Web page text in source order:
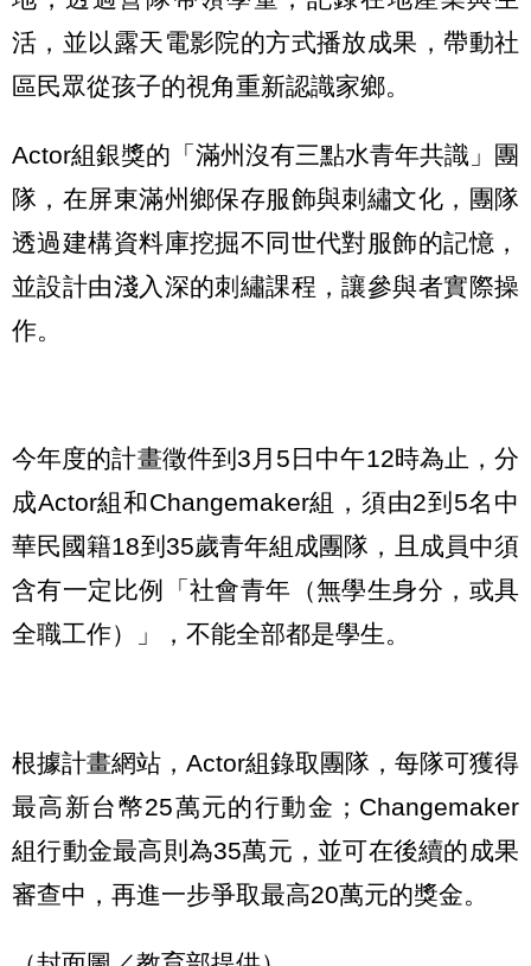
活，並以露天電影院的方式播放成果，帶動社
區民眾從孩子的視角重新認識家鄉。
Actor組銀獎的「滿州沒有三點水青年共識」團
隊，在屏東滿州鄉保存服飾與刺繡文化，團隊
透過建構資料庫挖掘不同世代對服飾的記憶，
並設計由淺入深的刺繡課程，讓參與者實際操
作。
今年度的計畫徵件到3月5日中午12時為止，分
成Actor組和Changemaker組，須由2到5名中
華民國籍18到35歲青年組成團隊，且成員中須
含有一定比例「社會青年（無學生身分，或具
全職工作）」，不能全部都是學生。
根據計畫網站，Actor組錄取團隊，每隊可獲得
最高新台幣25萬元的行動金；Changemaker
組行動金最高則為35萬元，並可在後續的成果
審查中，再進一步爭取最高20萬元的獎金。